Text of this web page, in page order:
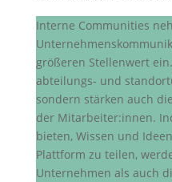
Interne Communities
größeren Stellenwert
abteilungs- und
sondern stärken auch
der Mitarbeiter:innen.
bieten, Wissen und
Plattform zu teilen,
Unternehmen als auch